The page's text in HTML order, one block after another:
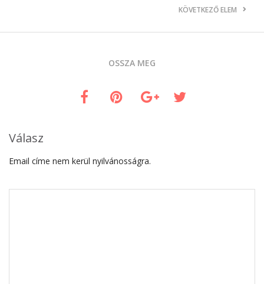
KÖVETKEZŐ ELEM
OSSZA MEG
Válasz
Email címe nem kerül nyilvánosságra.